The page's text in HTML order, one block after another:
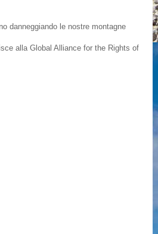
danneggiando le nostre montagne
alla Global Alliance for the Rights of